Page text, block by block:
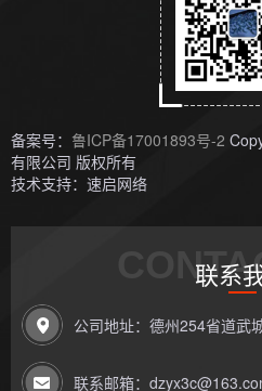
备案号： 鲁ICP备17001893号-2
有限公司 版权所有
技术支持：速启网络
联系
公司地址：德州254省道武
联系邮箱：